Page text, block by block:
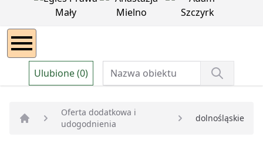
Ulubione (0)
Strona główna
Oferta dodatkowa i
udogodnienia
dolnośląskie